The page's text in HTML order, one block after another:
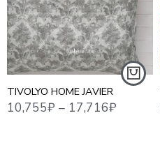
TIVOLYO HOME JAVIER
ЕВРО СТАНДАРТ
ЕВРО MAXI
СЕМЕЙНЫЙ